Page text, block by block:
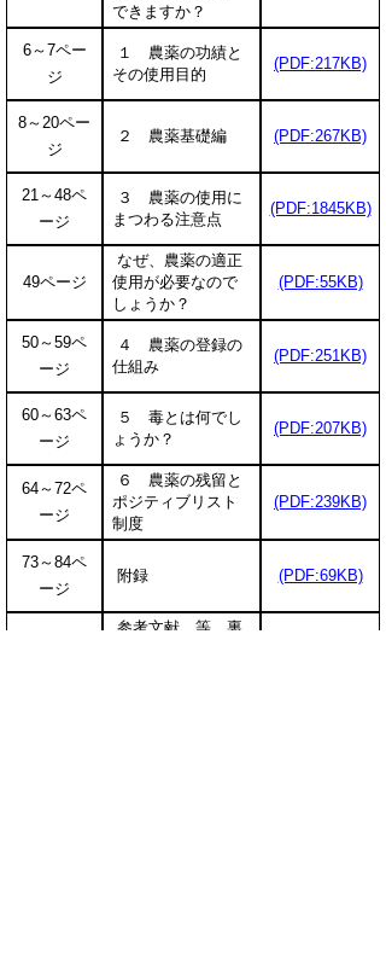
できますか？
6～7ペー
ジ
１ 農薬の功績と
その使用目的
(PDF:217KB)
8～20ペー
ジ
２ 農薬基礎編 (PDF:267KB)
21～48ペ
ージ
３ 農薬の使用に
まつわる注意点
(PDF:1845KB)
49ページ
なぜ、農薬の適正
使用が必要なので
しょうか？
(PDF:55KB)
50～59ペ
ージ
４ 農薬の登録の
仕組み
(PDF:251KB)
60～63ペ
ージ
５ 毒とは何でし
ょうか？
(PDF:207KB)
64～72ペ
ージ
６ 農薬の残留と
ポジティブリスト
制度
(PDF:239KB)
73～84ペ
ージ
附録 (PDF:69KB)
参考文献 等 裏